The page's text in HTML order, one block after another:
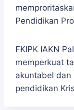
Pendidikan
FKIPK IAKN
memperkuat
akuntabel dan
pendidikan